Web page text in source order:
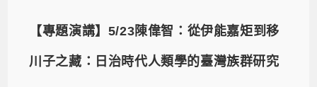
【專題演講】5/23陳偉智：從伊能嘉矩到移
川子之藏：日治時代人類學的臺灣族群研究